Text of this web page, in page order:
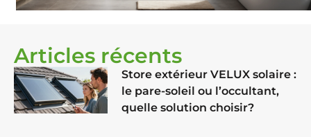
Articles récents
Store extérieur VELUX solaire :
le pare-soleil ou l’occultant,
quelle solution choisir?